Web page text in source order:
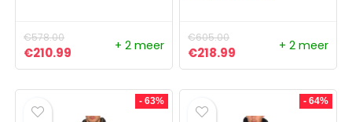
€578.00
Oorspronkelijke prijs was: €578.00.
€210.99 Huidige prijs is: €210.99.
+ 2 meer
€605.00
Oorspronkelijke prijs
€218.99 Huidige prijs is:
+ 2 meer
- 63% - 64%